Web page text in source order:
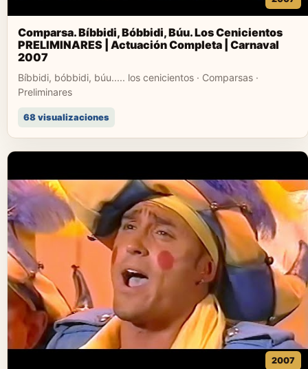
Comparsa. Bíbbidi, Bóbbidi, Búu. Los Cenicientos
PRELIMINARES | Actuación Completa | Carnaval
2007
Bíbbidi, bóbbidi, búu..... los cenicientos · Comparsas ·
Preliminares
68 visualizaciones
2007